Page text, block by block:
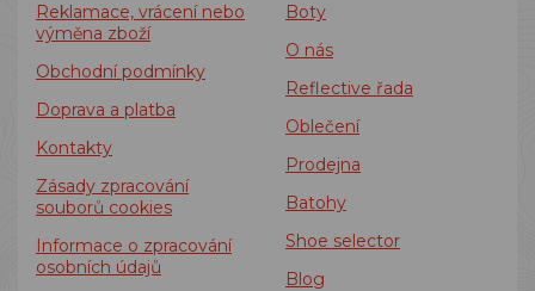
Reklamace, vrácení nebo
výměna zboží
Obchodní podmínky
Doprava a platba
Kontakty
Zásady zpracování
souborů cookies
Informace o zpracování
osobních údajů
Boty
O nás
Reflective řada
Oblečení
Prodejna
Batohy
Shoe selector
Blog